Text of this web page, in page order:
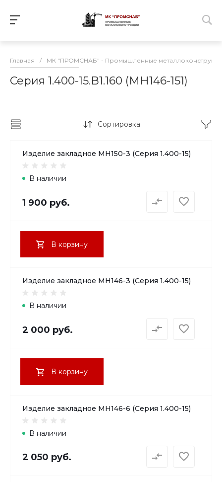
Главная / МК "ПРОМСНАБ" - Промышленные
Серия 1.400-15.В1.160 (МН146-151)
Сортировка
Изделие закладное МН150-3 (Серия 1.400-15)
В наличии
1 900 руб.
В корзину
Изделие закладное МН146-3 (Серия 1.400-15)
В наличии
2 000 руб.
В корзину
Изделие закладное МН146-6 (Серия 1.400-15)
В наличии
2 050 руб.